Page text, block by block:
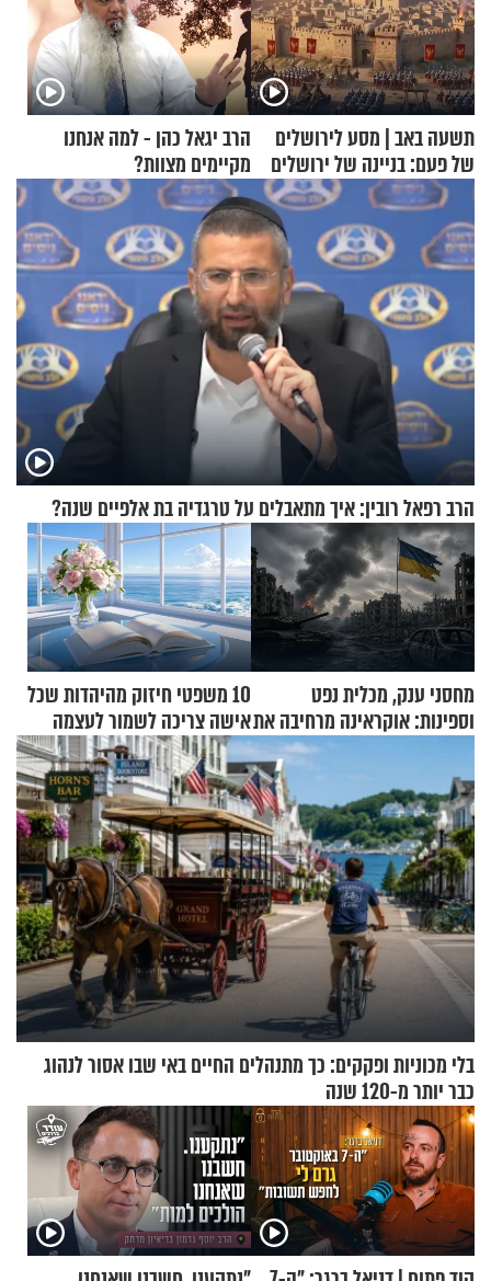
תשעה באב | מסע לירושלים
של פעם: בניינה של ירושלים
הרב יגאל כהן - למה אנחנו
מקיימים מצוות?
הרב רפאל רובין: איך מתאבלים על טרגדיה בת אלפיים שנה?
מחסני ענק, מכלית נפט
וספינות: אוקראינה מרחיבה את
התקיפות בעומק רוסיה
10 משפטי חיזוק מהיהדות שכל
אישה צריכה לשמור לעצמה
בלי מכוניות ופקקים: כך מתנהלים החיים באי שבו אסור לנהוג
כבר יותר מ-120 שנה